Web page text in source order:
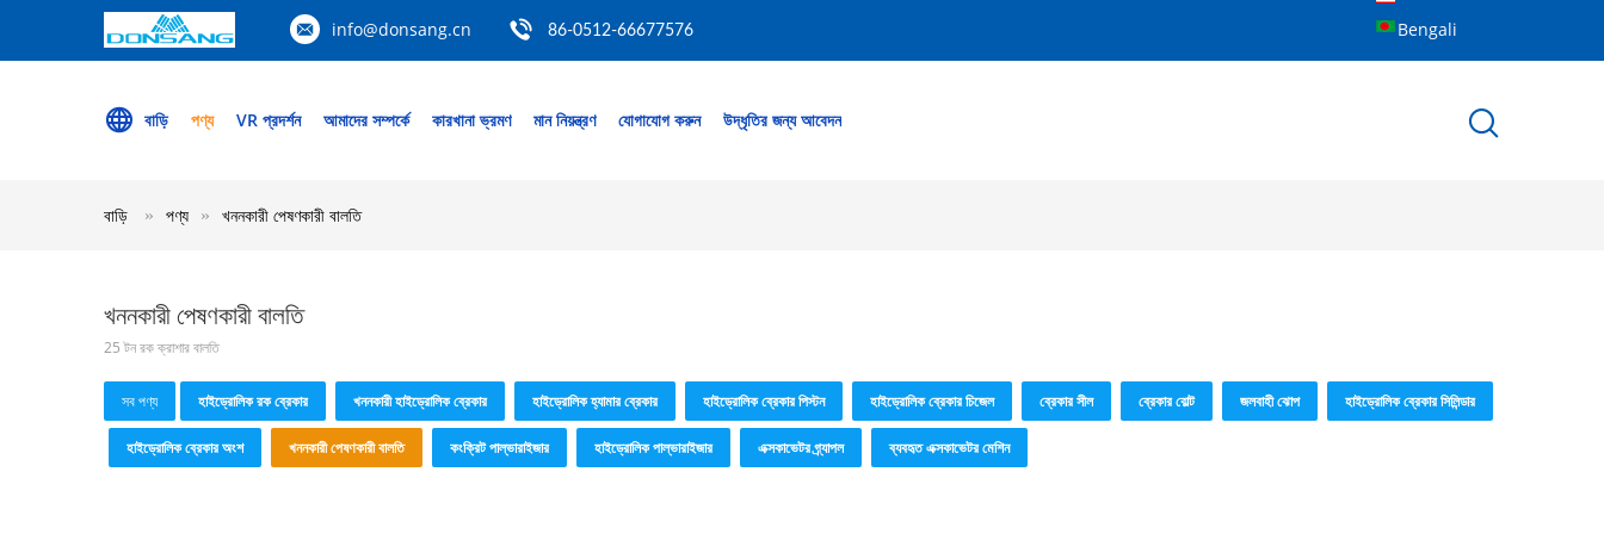
info@donsang.cn 86-0512-66677576 Bengali
বাড়ি পণ্য VR প্রদর্শন আমাদের সম্পর্কে কারখানা ভ্রমণ মান নিয়ন্ত্রণ যোগাযোগ করুন উদ্ধৃতির জন্য আবেদন
বাড়ি পণ্য খননকারী পেষণকারী বালতি
খননকারী পেষণকারী বালতি
25 টন রক ক্রাশার বালতি
সব পণ্য হাইড্রোলিক রক ব্রেকার খননকারী হাইড্রোলিক ব্রেকার হাইড্রোলিক হ্যামার ব্রেকার হাইড্রোলিক ব্রেকার পিস্টন হাইড্রোলিক ব্রেকার চিজেল ব্রেকার সীল ব্রেকার বোল্ট জলবাহী ঝোপ হাইড্রোলিক ব্রেকার সিলিন্ডার
হাইড্রোলিক ব্রেকার অংশ খননকারী পেষণকারী বালতি কংক্রিট পাল্ভারাইজার হাইড্রোলিক পাল্ভারাইজার এক্সকাভেটর গ্র্যাপল ব্যবহৃত এক্সকাভেটর মেশিন